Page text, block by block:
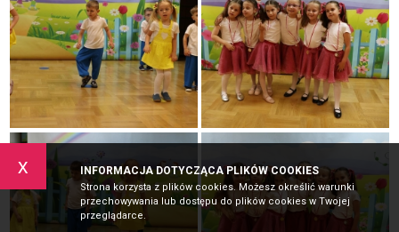
x INFORMACJA DOTYCZĄCA PLIKÓW COOKIES
Strona korzysta z plików cookies. Możesz określić warunki
przechowywania lub dostępu do plików cookies w Twojej
przeglądarce.